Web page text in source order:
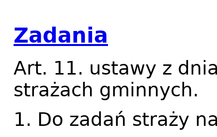
Zadania
Art. 11. ustawy z
strażach gminnych.
1. Do zadań straży